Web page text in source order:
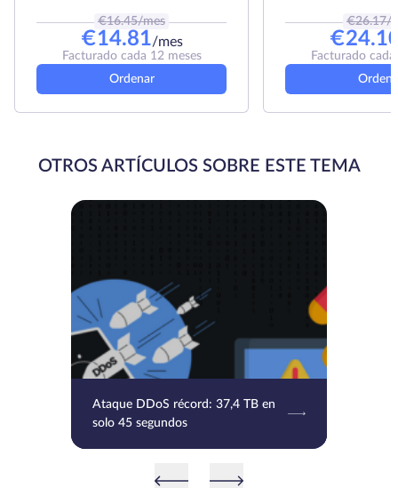
€16.45/mes
€14.81/mes
Facturado cada 12 meses
Ordenar
€26.17/
€
Facturado
OTROS ARTÍCULOS SOBRE ESTE TEMA
Ataque DDoS récord: 37,4 TB en
solo 45 segundos